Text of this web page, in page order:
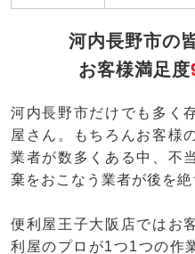
河内長野市の
お客様満足度
河内長野市だけでも多く
屋さん。もちろんお客様
業者が数多くある中、不
棄をおこなう業者が後を絶
便利屋王子大阪店ではお
利屋のプロが1つ1つの作